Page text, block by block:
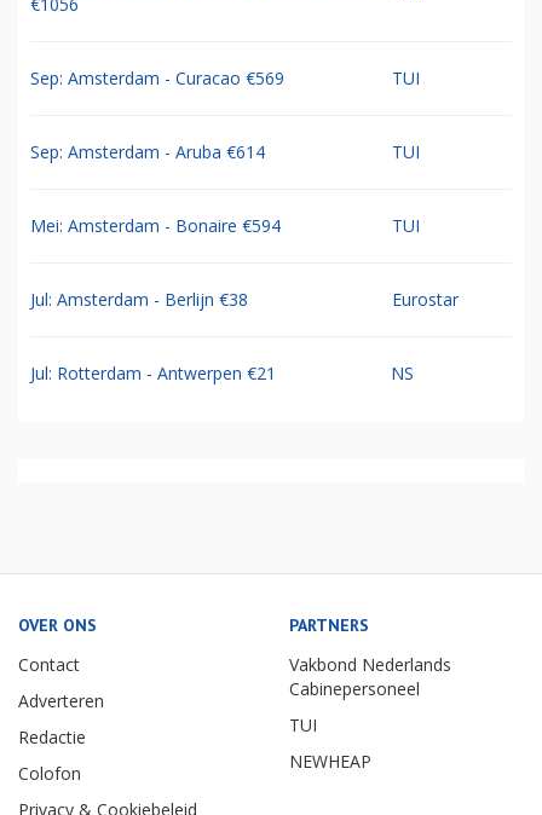
€1056
Sep: Amsterdam - Curacao €569 TUI
Sep: Amsterdam - Aruba €614 TUI
Mei: Amsterdam - Bonaire €594 TUI
Jul: Amsterdam - Berlijn €38 Eurostar
Jul: Rotterdam - Antwerpen €21 NS
OVER ONS
Contact
Adverteren
Redactie
Colofon
Privacy & Cookiebeleid
PARTNERS
Vakbond Nederlands
Cabinepersoneel
TUI
NEWHEAP